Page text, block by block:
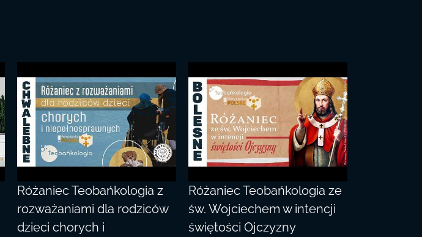
Różaniec Teobańkologia z
rozważaniami dla rodziców
dzieci chorych i
Różaniec Teobańkologia ze
św. Wojciechem w intencji
świętości Ojczyzny